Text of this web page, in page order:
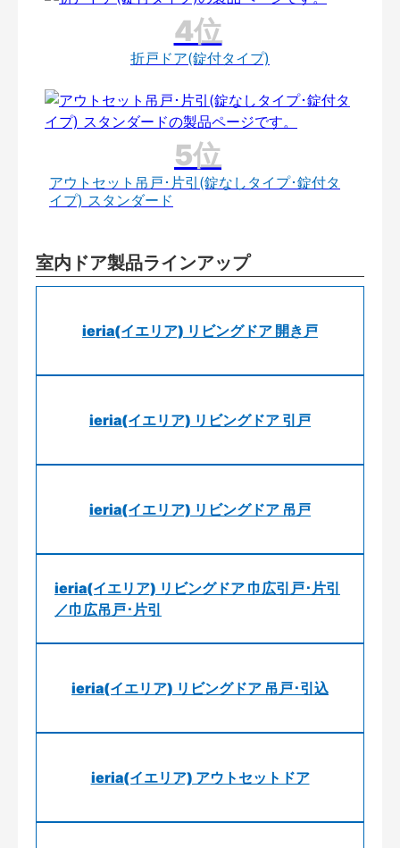
折戸ドア(錠付タイプ)
アウトセット吊戸･片引(錠なしタイプ･錠付タ
イプ) スタンダード
室内ドア製品ラインアップ
ieria(イエリア) リビングドア 開き戸
ieria(イエリア) リビングドア 引戸
ieria(イエリア) リビングドア 吊戸
ieria(イエリア) リビングドア 巾広引戸･片引
／巾広吊戸･片引
ieria(イエリア) リビングドア 吊戸･引込
ieria(イエリア) アウトセットドア